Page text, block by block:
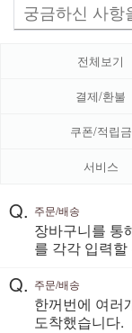
전체보기
결제/환불
쿠폰/적립금
서비스
Q. 주문/배송
장바구니를 통
를 각각 입력
Q. 주문/배송
한꺼번에 여러
도착했습니다.